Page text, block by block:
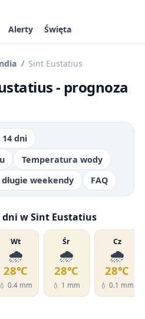
Alerty Święta
Sint Eustatius
- prognoza
dni
Temperatura wody
weekendy FAQ
w Sint Eustatius
Wt
🌧️
28℃
💧 0.4 mm
Śr
🌧️
28℃
💧 1 mm
Cz
🌧️
28℃
💧 0.1 mm